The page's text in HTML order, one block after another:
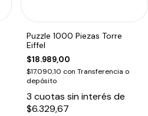
Puzzle 1000 Piezas Torre
Eiffel
$18.989,00
$17.090,10 con Transferencia o
depósito
3 cuotas sin interés de
$6.329,67